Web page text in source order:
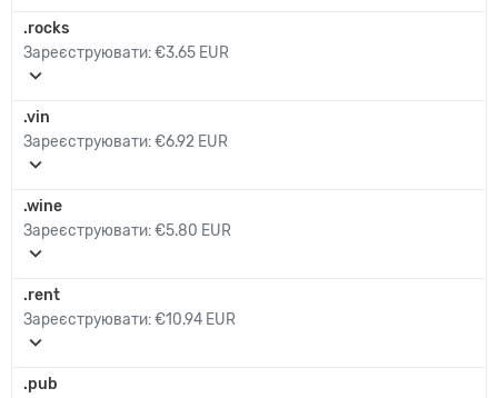
.rocks
Зареєструювати:€3.65 EUR
expand_more
.vin
Зареєструювати:€6.92 EUR
expand_more
.wine
Зареєструювати:€5.80 EUR
expand_more
.rent
Зареєструювати:€10.94 EUR
expand_more
.pub